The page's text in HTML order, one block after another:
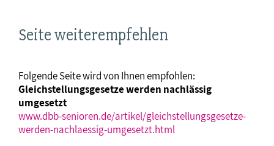
Seite weiterempfehlen
Folgende Seite wird von Ihnen empfohlen:
Gleichstellungsgesetze werden nachlässig
umgesetzt
www.dbb-senioren.de/artikel/gleichstellungsgesetze-
werden-nachlaessig-umgesetzt.html